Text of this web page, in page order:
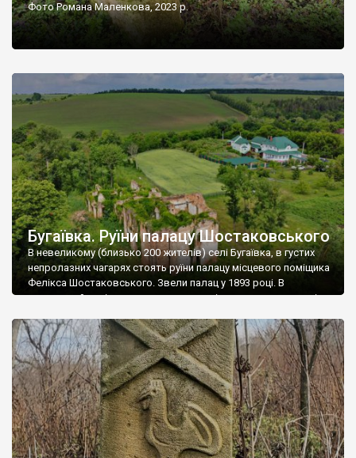
Фото Романа Маленкова, 2023 р.
Бугаївка. Руїни палацу Шостаковського
В невеликому (близько 200 жителів) селі Бугаївка, в густих
непролазних чагарях стоять руїни палацу місцевого поміщика
Фелікса Шостаковського. Звели палац у 1893 році. В
радянський період у ньому спочатку містилася школа, потім
століття тут розмістили туберкульозну лікарню. Коли із
палацу виїхала лікарня – ми точно не […]